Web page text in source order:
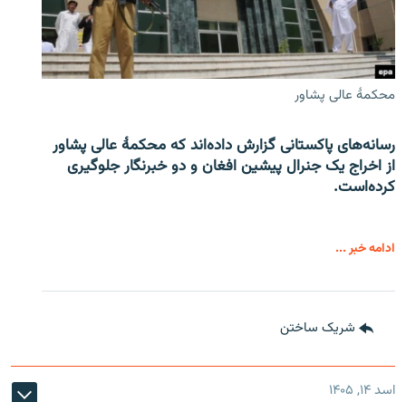
محکمۀ عالی پشاور
رسانه‌های پاکستانی گزارش داده‌اند که محکمۀ عالی پشاور
از اخراج یک جنرال پیشین افغان و دو خبرنگار جلوگیری
کرده‌است.
ادامه خبر ...
شریک ساختن
اسد ۱۴, ۱۴۰۵